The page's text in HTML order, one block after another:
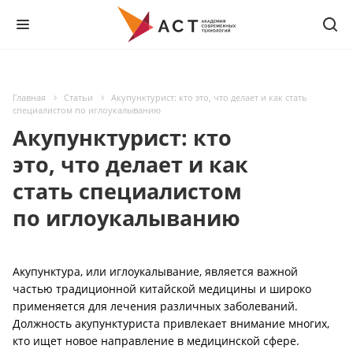
Главная Статьи
Акупунктурист: кто это, что делает и как стать
специалистом по иглоукалыванию
Акупунктурист: кто
это, что делает и как
стать специалистом
по иглоукалыванию
Акупунктура, или иглоукалывание, является важной
частью традиционной китайской медицины и широко
применяется для лечения различных заболеваний.
Должность акупунктуриста привлекает внимание многих,
кто ищет новое направление в медицинской сфере.